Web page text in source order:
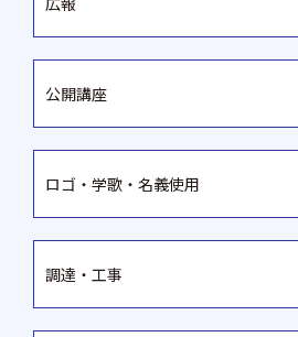
公開講座
ロゴ・学歌・名義使用
調達・工事